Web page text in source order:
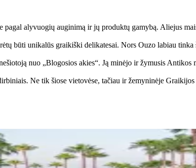
pagal alyvuogių auginimą ir jų produktų gamybą. Aliejus
būti unikalūs graikiški delikatesai. Nors Ouzo labiau tinka
nuo „Blogosios akies“. Ją minėjo ir žymusis Antikos
Ne tik šiose vietovėse, tačiau ir žemyninėje